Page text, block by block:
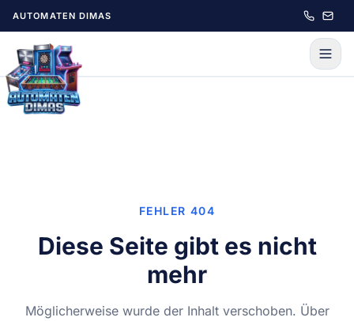
Zum Hauptinhalt springen
AUTOMATEN DIMAS
FEHLER 404
Diese Seite gibt es nicht
mehr
Möglicherweise wurde der Inhalt verschoben. Über